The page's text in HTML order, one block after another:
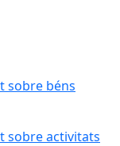
sobre béns
sobre activitats